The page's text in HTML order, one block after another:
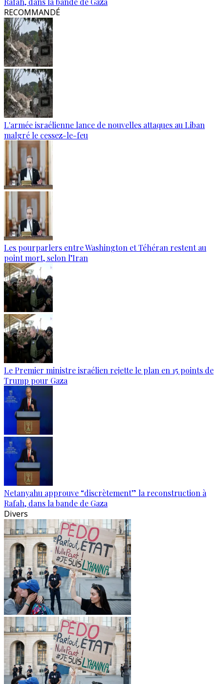
RECOMMANDÉ
L'armée israélienne lance de nouvelles attaques au Liban
malgré le cessez-le-feu
Les pourparlers entre Washington et Téhéran restent au
point mort, selon l’Iran
Le Premier ministre israélien rejette le plan en 15 points de
Trump pour Gaza
Netanyahu approuve “discrètement” la reconstruction à
Rafah, dans la bande de Gaza
Divers